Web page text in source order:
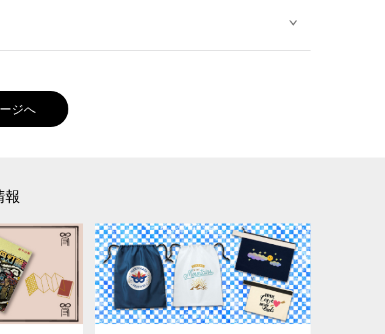
す。※2 濃色は淡色に比べ処理剤が目立ちやすく、1回の水洗いで
ドをお願い致します。
ジへ
報